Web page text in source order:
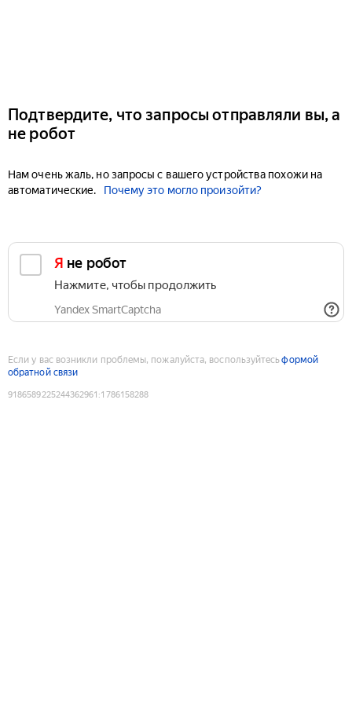
Подтвердите, что запросы отправляли вы, а
не робот
Нам очень жаль, но запросы с вашего устройства похожи на
автоматические.
Почему это могло произойти?
Я не робот
Нажмите, чтобы продолжить
Yandex SmartCaptcha
Если у вас возникли проблемы, пожалуйста, воспользуйтесьформой
обратной связи
9186589225244362961 :1786158288